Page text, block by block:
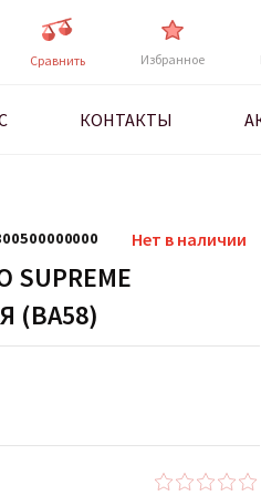
Cравнить Избранное
КОНТАКТЫ
Нет в наличии
(BA58)